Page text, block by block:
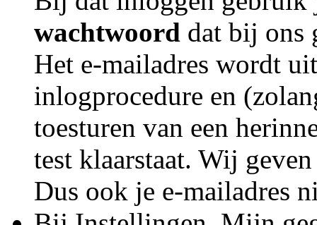
wachtwoord dat bij ons
Het e-mailadres wordt
inlogprocedure en
toesturen van een
test klaarstaat. Wij
Dus ook je e-mailadres